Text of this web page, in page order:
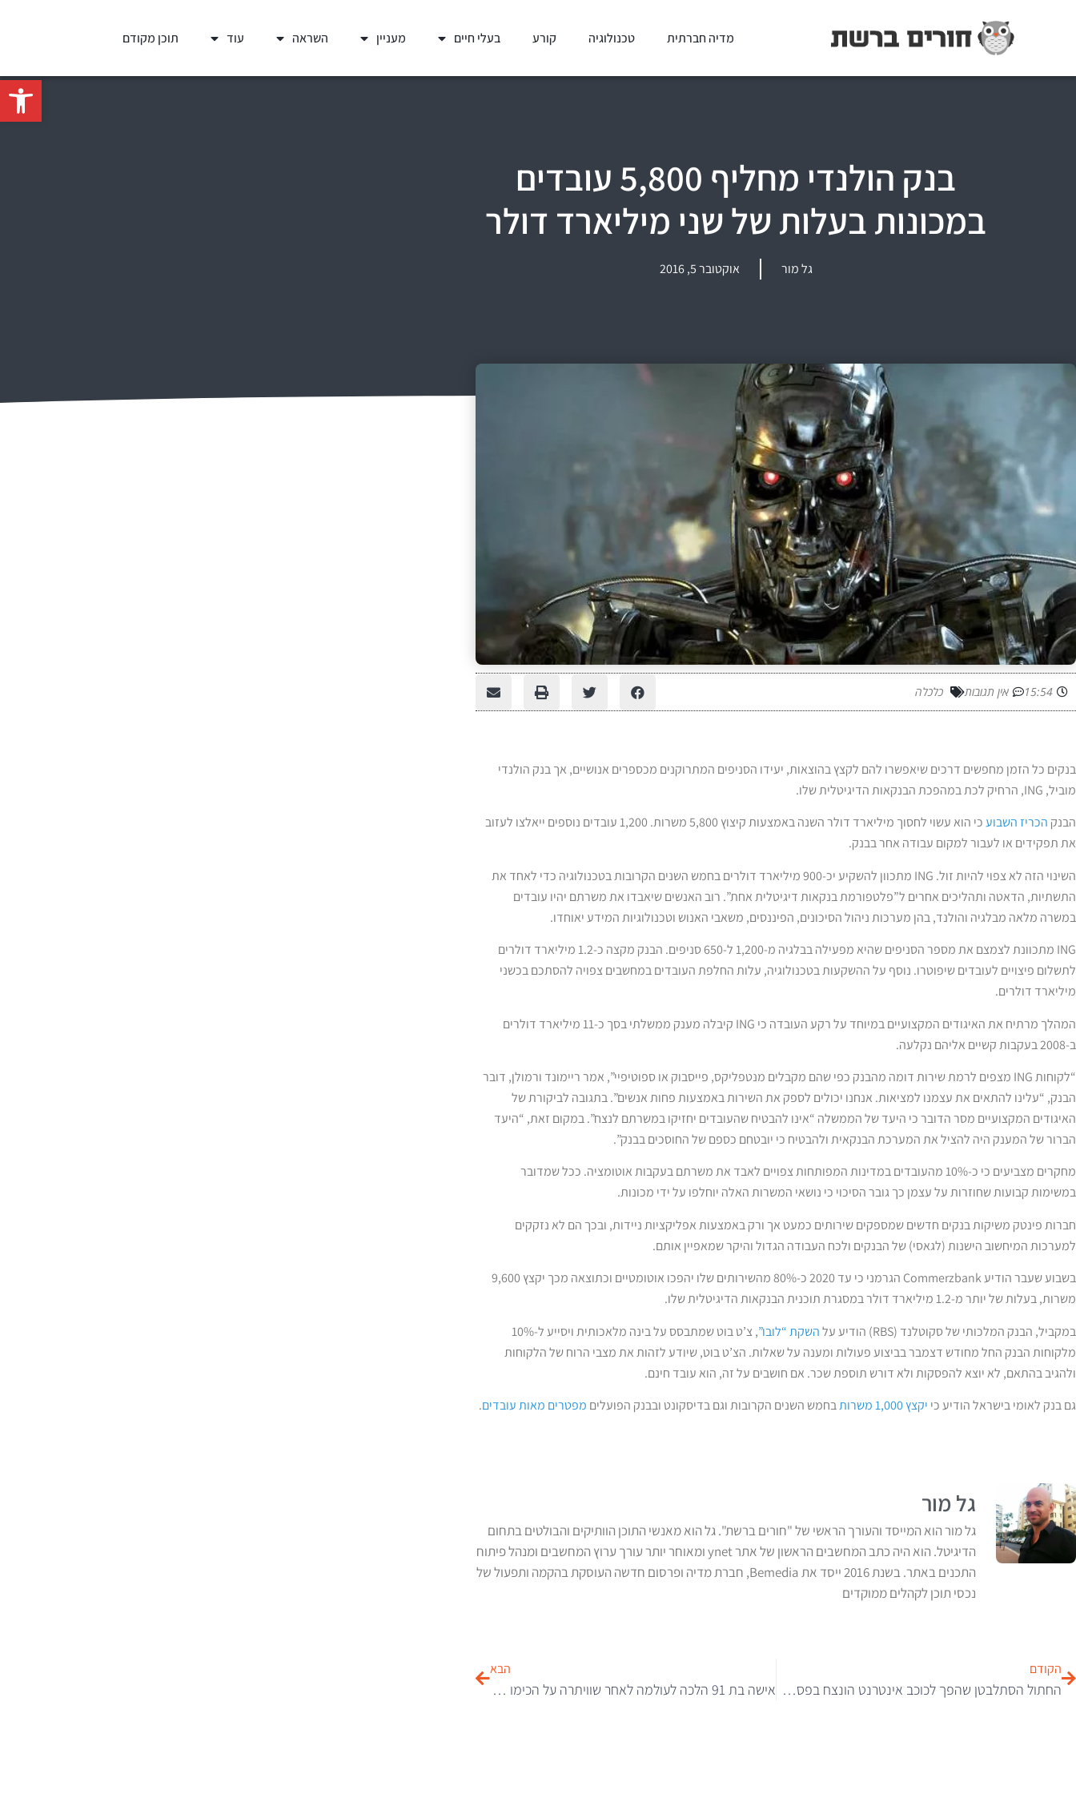
פתח
מדיה חברתית טכנולוגיה קורע בעלי חיים מעניין השראה עוד תוכן מקודם
בנק הולנדי מחליף 5,800 עובדים
במכונות בעלות של שני מיליארד דולר
גל מור אוקטובר 5, 2016
15:54 אין תגובות כלכלה
בנקים כל הזמן מחפשים דרכים שיאפשרו להם לקצץ בהוצאות, יעידו הסניפים המתרוקנים מכספרים אנושיים, אך בנק הולנדי
מוביל, ING, הרחיק לכת במהפכת הבנקאות הדיגיטלית שלו.
הבנק הכריז השבוע
כי הוא עשוי לחסוך מיליארד דולר השנה באמצעות קיצוץ 5,800 משרות. 1,200 עובדים נוספים ייאלצו לעזוב
את תפקידים או לעבור למקום עבודה אחר בבנק.
השינוי הזה לא צפוי להיות זול. ING מתכוון להשקיע יכ-900 מיליארד דולרים בחמש השנים הקרובות בטכנולוגיה כדי לאחד את
התשתיות, הדאטה ותהליכים אחרים ל”פלטפורמת בנקאות דיגיטלית אחת”. רוב האנשים שיאבדו את משרתם יהיו עובדים
במשרה מלאה מבלגיה והולנד, בהן מערכות ניהול הסיכונים, הפיננסים, משאבי האנוש וטכנולוגיות המידע יאוחדו.
ING מתכוונת לצמצם את מספר הסניפים שהיא מפעילה בבלגיה מ-1,200 ל-650 סניפים. הבנק מקצה כ-1.2 מיליארד דולרים
לתשלום פיצויים לעובדים שיפוטרו. נוסף על ההשקעות בטכנולוגיה, עלות החלפת העובדים במחשבים צפויה להסתכם בכשני
מיליארד דולרים.
המהלך מרתיח את האיגודים המקצועיים במיוחד על רקע העובדה כי ING קיבלה מענק ממשלתי בסך כ-11 מיליארד דולרים
ב-2008 בעקבות קשיים אליהם נקלעה.
“לקוחות ING מצפים לרמת שירות דומה מהבנק כפי שהם מקבלים מנטפליקס, פייסבוק או ספוטיפיי”, אמר ריימונד ורמולן, דובר
הבנק, “עלינו להתאים את עצמנו למציאות. אנחנו יכולים לספק את השירות באמצעות פחות אנשים”. בתגובה לביקורת של
האיגודים המקצועיים מסר הדובר כי היעד של הממשלה “אינו להבטיח שהעובדים יחזיקו במשרתם לנצח”. במקום זאת, “היעד
הברור של המענק היה להציל את המערכת הבנקאית ולהבטיח כי יובטחם כספם של החוסכים בבנק”.
מחקרים מצביעים כי כ-10% מהעובדים במדינות המפותחות צפויים לאבד את משרתם בעקבות אוטומציה. ככל שמדובר
במשימות קבועות שחוזרות על עצמן כך גובר הסיכוי כי נושאי המשרות האלה יוחלפו על ידי מכונות.
חברות פינטק משיקות בנקים חדשים שמספקים שירותים כמעט אך ורק באמצעות אפליקציות ניידות, ובכך הם לא נזקקים
למערכות המיחשוב הישנות (לגאסי) של הבנקים ולכח העבודה הגדול והיקר שמאפיין אותם.
בשבוע שעבר הודיע Commerzbank הגרמני כי עד 2020 כ-80% מהשירותים שלו יהפכו אוטומטיים וכתוצאה מכך יקצץ 9,600
משרות, בעלות של יותר מ-1.2 מיליארד דולר במסגרת תוכנית הבנקאות הדיגיטלית שלו.
במקביל, הבנק המלכותי של סקוטלנד (RBS) הודיע על
השקת “לובו”
, צ’ט בוט שמתבסס על בינה מלאכותית ויסייע ל-10%
מלקוחות הבנק החל מחודש דצמבר בביצוע פעולות ומענה על שאלות. הצ’ט בוט, שיודע לזהות את מצבי הרוח של הלקוחות
ולהגיב בהתאם, לא יוצא להפסקות ולא דורש תוספת שכר. אם חושבים על זה, הוא עובד חינם.
גם בנק לאומי בישראל הודיע כי יקצץ 1,000 משרות בחמש השנים הקרובות וגם בדיסקונט ובבנק הפועלים מפטרים מאות עובדים.
גל מור
גל מור הוא המייסד והעורך הראשי של "חורים ברשת". גל הוא מאנשי התוכן הוותיקים והבולטים בתחום
הדיגיטל. הוא היה כתב המחשבים הראשון של אתר ynet ומאוחר יותר עורך ערוץ המחשבים ומנהל פיתוח
התכנים באתר. בשנת 2016 ייסד את Bemedia, חברת מדיה ופרסום חדשה העוסקת בהקמה ותפעול של
נכסי תוכן לקהלים ממוקדים
הקודם
החתול הסתלבטן שהפך לכוכב אינטרנט הונצח בפסל חדש
הבא
אישה בת 91 הלכה לעולמה לאחר שוויתרה על הכימו ויצאה למסע מחוף לחוף בנוסח תלמה ולואיז